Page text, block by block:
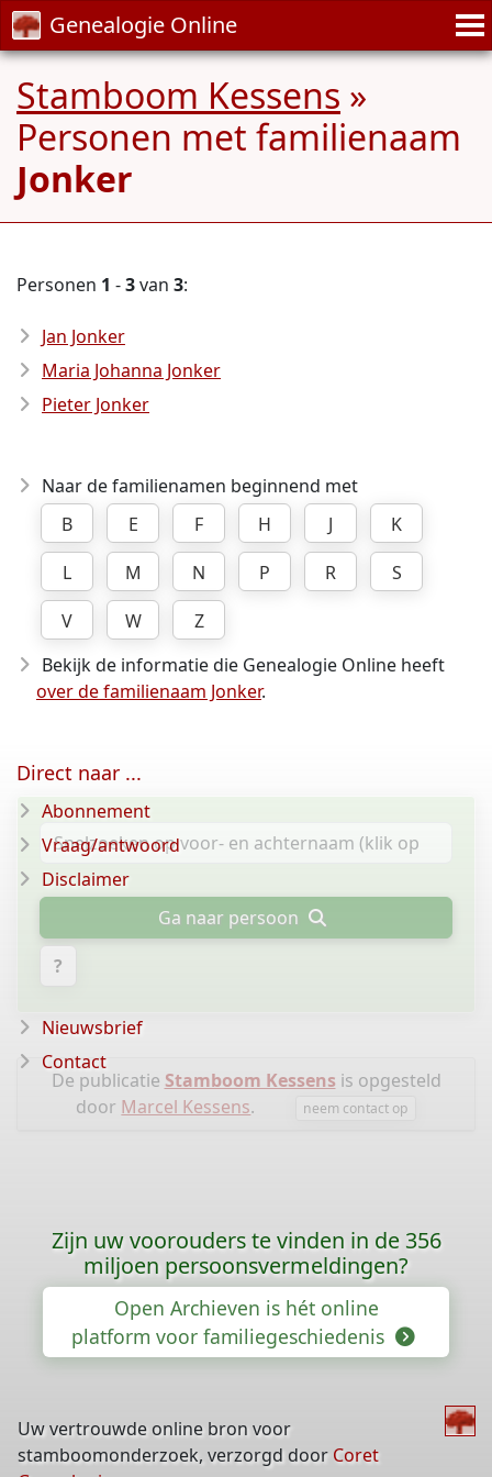
Genealogie Online
Stamboom Kessens »
Personen met familienaam
Jonker
Personen 1 -3van 3:
Jan Jonker
Maria Johanna Jonker
Pieter Jonker
Naar de familienamen beginnend met
B
E F H J
K
L
M N P R
S
V
W
Z
Bekijk de informatie die Genealogie Online heeft
over de familienaam Jonker.
Ga naar persoon
?
De publicatie Stamboom Kessens is opgesteld
door Marcel Kessens. neem contact op
Direct naar ...
Abonnement
Vraag/antwoord
Disclaimer
Nieuwsbrief
Contact
Zijn uw voorouders te vinden in de 356
miljoen persoonsvermeldingen?
Open Archieven is hét online
platform voor familiegeschiedenis
Uw vertrouwde online bron voor
stamboomonderzoek, verzorgd door Coret